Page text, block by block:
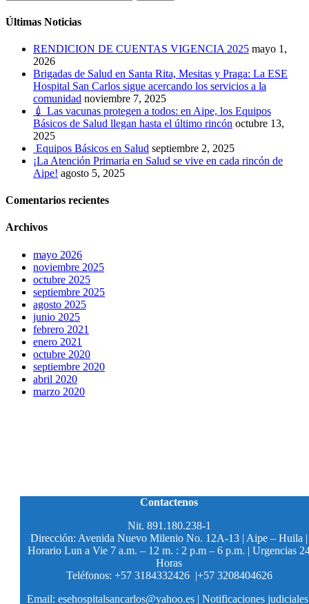
Últimas Noticias
RENDICION DE CUENTAS VIGENCIA 2025 mayo 1,
2026
Brigadas de Salud en Santa Rita, Mesitas y Praga: La ESE
Hospital San Carlos sigue acercando los servicios a la
comunidad noviembre 7, 2025
💉 Las vacunas protegen a todos: en Aipe, los Equipos
Básicos de Salud llegan hasta el último rincón octubre 13,
2025
Equipos Básicos en Salud septiembre 2, 2025
¡La Atención Primaria en Salud se vive en cada rincón de
Aipe! agosto 5, 2025
Comentarios recientes
Archivos
mayo 2026
noviembre 2025
octubre 2025
septiembre 2025
agosto 2025
junio 2025
febrero 2021
enero 2021
octubre 2020
septiembre 2020
abril 2020
marzo 2020
Contactenos
Nit. 891.180.238-1
Dirección: Avenida Nuevo Milenio No. 12A-13 | Aipe – Huila |
Horario Lun a Vie 7 a.m. – 12 m. : 2 p.m – 6 p.m. | Urgencias
Horas
Teléfonos: +57 3184332426 |+57 3208404626
Email: esehospitalsancarlos@yahoo.es | Notificaciones